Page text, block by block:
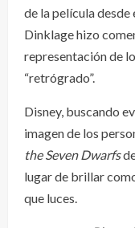
de la película
Dinklage hizo
representación de
“retrógrado”.
Disney, buscando
imagen de los
the Seven Dwarfs
lugar de brillar
que luces.